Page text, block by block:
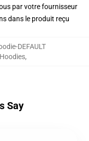
par votre fournisseur
dans le produit reçu
DEFAULT
,
Say